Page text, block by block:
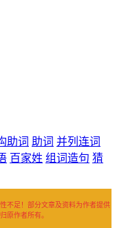
助词 助词 并列连词
百家姓 组词造句 猜
不足！部分文章及资料为作者提供
原作者所有。